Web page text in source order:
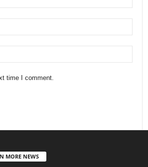
time I comment.
MORE NEWS